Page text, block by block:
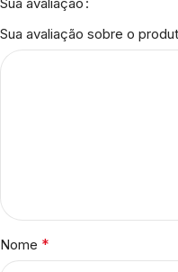
Sua avaliação sobre o
Nome *